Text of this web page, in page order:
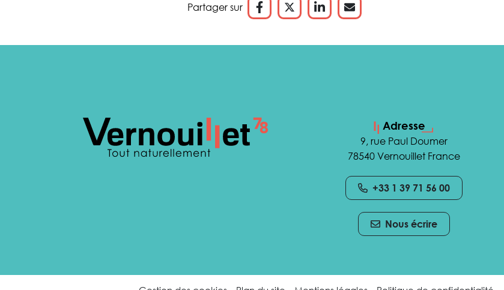
Partager sur
Adresse
9, rue Paul Doumer
78540 Vernouillet France
+33 1 39 71 56 00
Nous écrire